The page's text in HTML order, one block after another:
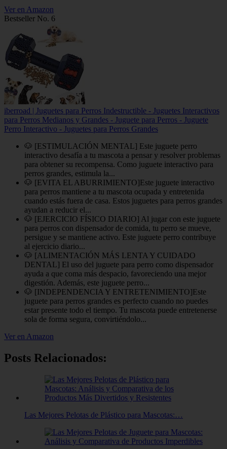
Ver en Amazon
Bestseller No. 6
iberroad | Juguetes para Perros Indestructible - Juguetes Interactivos
para Perros Medianos y Grandes - Juguete para Perros - Juguete
Perro Interactivo - Juguetes para Perros Grandes
🐶 [ESTIMULACIÓN MENTAL] Este juguete perro
interactivo desafía a tu mascota a pensar y resolver problemas
para obtener su recompensa. Como juguete interactivo para
perros grandes, estimula la...
🐶 [EVITA EL ABURRIMIENTO]Este juguete interactivo
para perros mantiene a tu mascota ocupada y entretenida
cuando estás fuera de casa. Estos juguetes para perros grandes
ayudan a reducir el...
🐶 [EJERCICIO FÍSICO DIARIO] Al jugar con este juguete
para perros con dispensador de comida, tu perro se mueve,
persigue y se mantiene activo. Este juguete perro contribuye
al ejercicio diario...
🐶 [ALIMENTACIÓN MÁS LENTA Y CUIDADO
DENTAL] El uso del juguete para perro como dispensador
ayuda a que coma más despacio, favoreciendo una mejor
digestión. Además, este juguete perro...
🐶 [INDEPENDENCIA Y ENTRETENIMIENTO]Este
juguete para perros grandes es perfecto cuando no puedes
estar presente todo el tiempo. Tu mascota puede entretenerse
sola de forma segura, convirtiéndolo...
Ver en Amazon
Posts Relacionados:
Las Mejores Pelotas de Plástico para Mascotas:…